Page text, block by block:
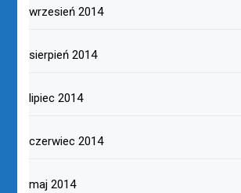
wrzesień 2014
sierpień 2014
lipiec 2014
czerwiec 2014
maj 2014